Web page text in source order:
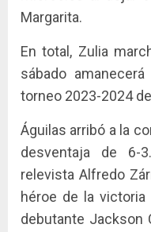
Margarita.
En total, Zulia
sábado
torneo 2023-2024 de
Águilas arribó a la
desventaja de 6-
relevista Alfredo
héroe de la
debutante Jackson